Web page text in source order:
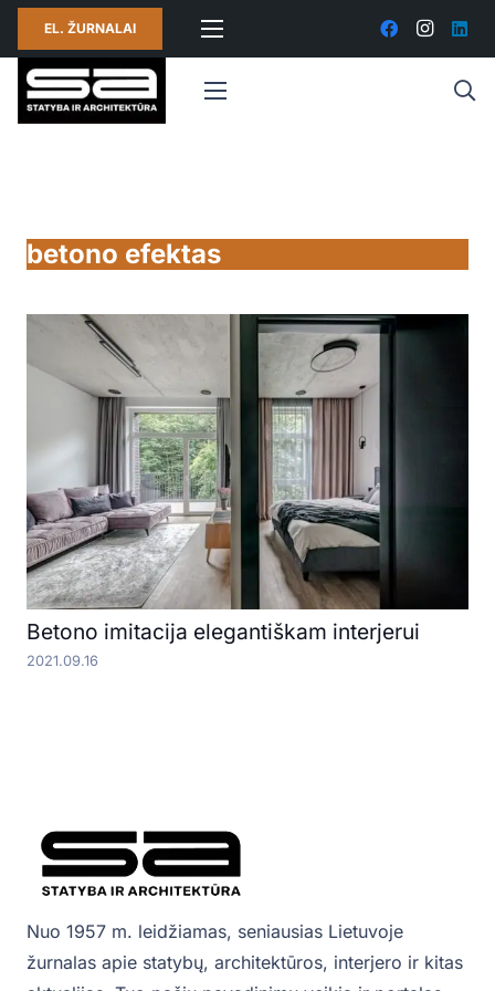
EL. ŽURNALAI
betono efektas
Betono imitacija elegantiškam interjerui
2021.09.16
Nuo 1957 m. leidžiamas, seniausias Lietuvoje
žurnalas apie statybų, architektūros, interjero ir kitas